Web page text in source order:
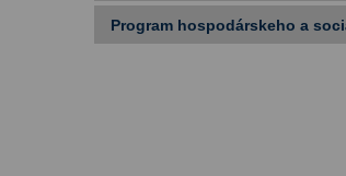
Program hospodárskeho a